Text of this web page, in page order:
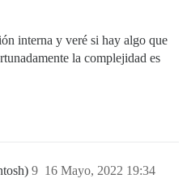
interna y veré si hay algo que
la complejidad es
16 Mayo, 2022 19:34
9